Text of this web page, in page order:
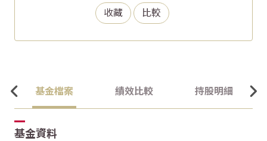
收藏 比較
基金檔案 績效比較 持股明細
基金資料